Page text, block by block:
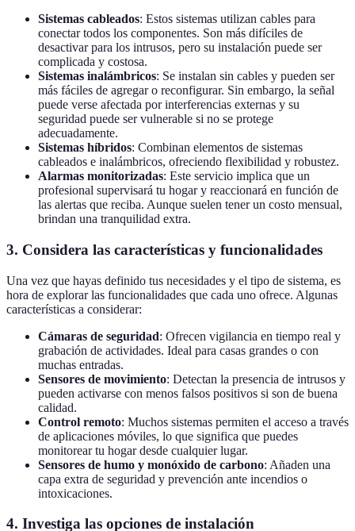
Sistemas cableados: Estos sistemas utilizan cables para
conectar todos los componentes. Son más difíciles de
desactivar para los intrusos, pero su instalación puede ser
complicada y costosa.
Sistemas inalámbricos: Se instalan sin cables y pueden ser
más fáciles de agregar o reconfigurar. Sin embargo, la señal
puede verse afectada por interferencias externas y su
seguridad puede ser vulnerable si no se protege
adecuadamente.
Sistemas híbridos: Combinan elementos de sistemas
cableados e inalámbricos, ofreciendo flexibilidad y robustez.
Alarmas monitorizadas: Este servicio implica que un
profesional supervisará tu hogar y reaccionará en función de
las alertas que reciba. Aunque suelen tener un costo mensual,
brindan una tranquilidad extra.
3. Considera las características y funcionalidades
Una vez que hayas definido tus necesidades y el tipo de sistema, es
hora de explorar las funcionalidades que cada uno ofrece. Algunas
características a considerar:
Cámaras de seguridad: Ofrecen vigilancia en tiempo real y
grabación de actividades. Ideal para casas grandes o con
muchas entradas.
Sensores de movimiento: Detectan la presencia de intrusos y
pueden activarse con menos falsos positivos si son de buena
calidad.
Control remoto: Muchos sistemas permiten el acceso a través
de aplicaciones móviles, lo que significa que puedes
monitorear tu hogar desde cualquier lugar.
Sensores de humo y monóxido de carbono: Añaden una
capa extra de seguridad y prevención ante incendios o
intoxicaciones.
4. Investiga las opciones de instalación